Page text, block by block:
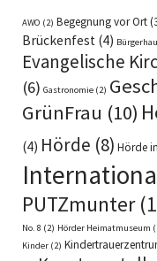
AWO (2) Begegnung vor Ort
Brückenfest (4)
Evangelische
(6) Gastronomie (2)
GrünFrau (10)
(4) Hörde (8) Hörde
PUTZmunter
No. 8 (2) Hörder Heimatmuseum
Kinder (2)